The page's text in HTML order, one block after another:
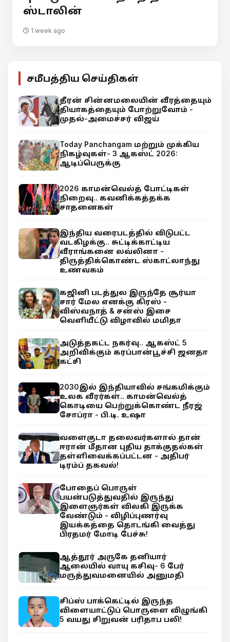
ஸ்டாலின்
1 week ago
சமீபத்திய செய்திகள்
தீரன் சின்னமலையின் வீரத்தையும்
தியாகத்தையும் போற்றுவோம் -
முதல்-அமைச்சர் விஜய்
Today Panchangam மற்றும் முக்கிய
நிகழ்வுகள்- 3 ஆகஸ்ட் 2026:
ஆடிப்பெருக்கு
2026 காமன்வெல்த் போட்டிகள்
நிறைவு.. கவனிக்கத்தக்க
சாதனைகள்
இந்திய வரைபடத்தில் விடுபட்ட
வடகிழக்கு.. சுட்டிக்காட்டிய
வீராங்கனை லவ்லினா -
திருத்திக்கொண்ட ஸ்காட்லாந்து
உணவகம்
கஜினி படத்துல இருந்தே சூர்யா
சார் மேல எனக்கு கிரஸ் -
விஸ்வநாத் & சன்ஸ் இசை
வெளியீட்டு விழாவில் மமிதா
அடுத்தகட்ட நகர்வு.. ஆகஸ்ட் 5
அறிவிக்கும் கரப்பான்பூச்சி ஜனதா
கட்சி
2030இல் இந்தியாவில் சங்கமிக்கும்
உலக வீரர்கள்.. காமன்வெல்த்
கொடியை பெற்றுக்கொண்ட நீரஜ்
சோப்ரா - பி.டி. உஷா
வளைகுடா தலைவர்களால் தான்
ஈரான் மீதான புதிய தாக்குதல்கள்
தள்ளிவைக்கப்பட்டன - அதிபர்
டிரம்ப் தகவல்!
போதைப் பொருள்
பயன்படுத்துவதில் இருந்து
இளைஞர்கள் விலகி இருக்க
வேண்டும் - விழிப்புணர்வு
இயக்கத்தை தொடங்கி வைத்து
பிரதமர் மோடி பேச்சு!
ஆத்தூர் அருகே தனியார்
ஆலையில் வாயு கசிவு- 6 பேர்
மருத்துவமனையில் அனுமதி
சிப்ஸ் பாக்கெட்டில் இருந்த
விளையாட்டுப் பொருளை விழுங்கி
5 வயது சிறுவன் பரிதாப பலி!